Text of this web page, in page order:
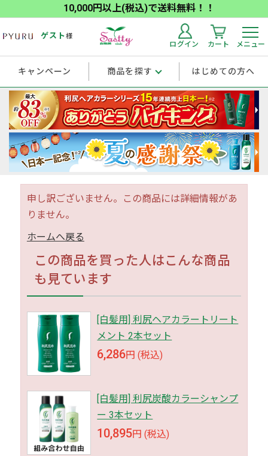
10,000円以上(税込)で送料無料！！
ゲスト様
ログイン カート メニュー
キャンペーン 商品を探す はじめての方へ
申し訳ございません。この商品には詳細情報があ
りません。
ホームへ戻る
この商品を買った人はこんな商品
も見ています
[白髪用] 利尻ヘアカラートリート
メント 2本セット
6,286円 (税込)
[白髪用] 利尻炭酸カラーシャンプ
ー 3本セット
10,895円 (税込)